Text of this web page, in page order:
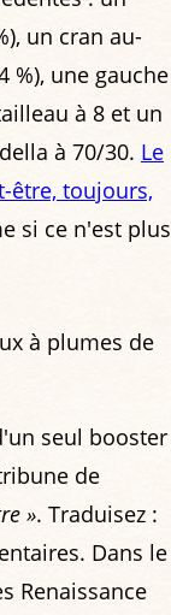
un cran au-
%), une gauche
à 8 et un
à 70/30. Le
être, toujours,
si ce n'est plus
à plumes de
seul booster
de
». Traduisez :
Dans le
Renaissance